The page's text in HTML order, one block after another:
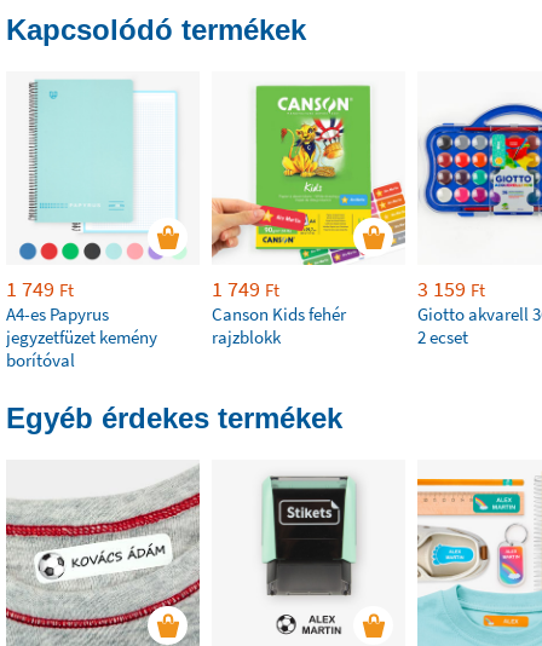
Kapcsolódó termékek
1 749 Ft
A4-es Papyrus
jegyzetfüzet kemény
borítóval
1 749 Ft
Canson Kids fehér
rajzblokk
3 159 Ft
Giotto akvarell
2 ecset
Egyéb érdekes termékek